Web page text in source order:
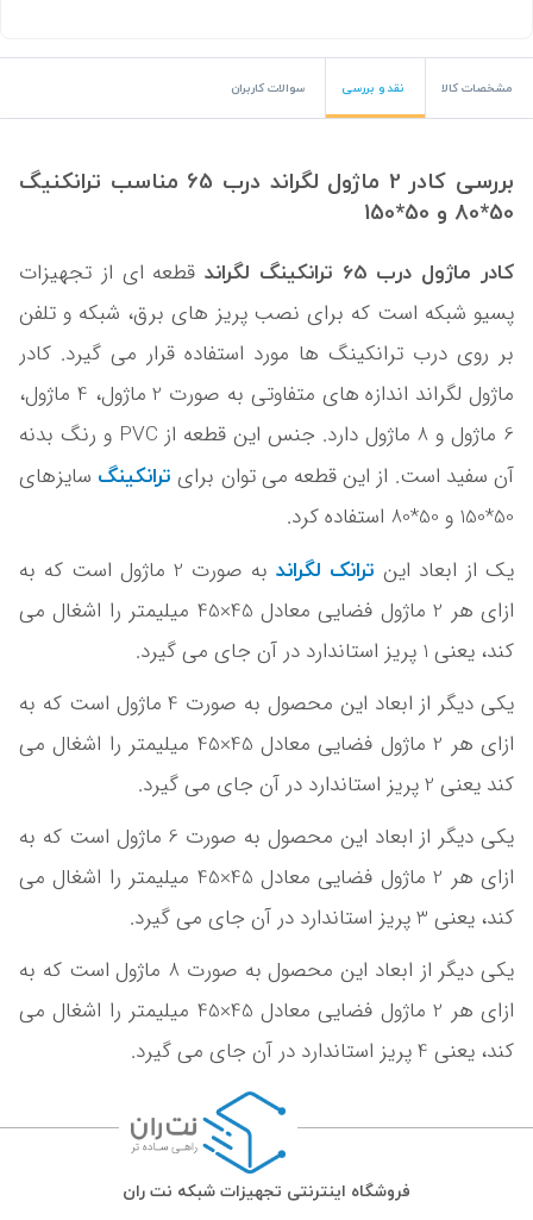
مشخصات کالا نقد و بررسی سوالات کاربران
بررسی کادر 2 ماژول لگراند درب 65 مناسب ترانکنیگ
50*80 و 50*150
کادر ماژول درب 65 ترانکینگ لگراند
قطعه ای از تجهیزات
پسیو شبکه است که برای نصب پریز های برق، شبکه و تلفن
بر روی درب ترانکینگ ها مورد استفاده قرار می گیرد. کادر
ماژول لگراند اندازه های متفاوتی به صورت 2 ماژول، 4 ماژول،
6 ماژول و 8 ماژول دارد. جنس این قطعه از PVC و رنگ بدنه
آن سفید است. از این قطعه می توان برای ترانکینگ سایزهای
50*150 و 50*80 استفاده کرد.
یک از ابعاد این ترانک لگراند
به صورت 2 ماژول است که به
ازای هر 2 ماژول فضایی معادل 45×45 میلیمتر را اشغال می
کند، یعنی 1 پریز استاندارد در آن جای می گیرد.
یکی دیگر از ابعاد این محصول به صورت 4 ماژول است که به
ازای هر 2 ماژول فضایی معادل 45×45 میلیمتر را اشغال می
کند یعنی 2 پریز استاندارد در آن جای می گیرد.
یکی دیگر از ابعاد این محصول به صورت 6 ماژول است که به
ازای هر 2 ماژول فضایی معادل 45×45 میلیمتر را اشغال می
کند، یعنی 3 پریز استاندارد در آن جای می گیرد.
یکی دیگر از ابعاد این محصول به صورت 8 ماژول است که به
ازای هر 2 ماژول فضایی معادل 45×45 میلیمتر را اشغال می
کند، یعنی 4 پریز استاندارد در آن جای می گیرد.
فروشگاه اینترنتی تجهیزات شبکه نت ران